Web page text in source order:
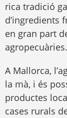
rica tradició
d’ingredients
en gran part
agropecuàries.
A Mallorca,
la mà, i és
productes
cases rurals